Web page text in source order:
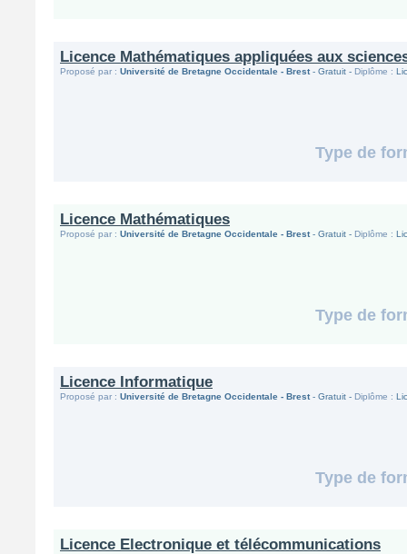
Licence Mathématiques appliquées aux
Proposé par : Université de Bretagne Occidentale - Brest- Gratuit - Diplôme :
Type de
Licence Mathématiques
Proposé par : Université de Bretagne Occidentale - Brest- Gratuit - Diplôme :
Type de
Licence Informatique
Proposé par : Université de Bretagne Occidentale - Brest- Gratuit - Diplôme :
Type de
Licence Electronique et télécommunications